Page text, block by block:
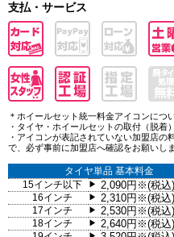
支払・サービス
＊ホイールセット統一料金アイコンにつ
・タイヤ・ホイールセットの取付（脱着
・アイコンが表記されていない加盟店
で、必ず事前に加盟店へ確認をお願いしま
タイヤ単品 基本料金
15インチ以下
▶ 2,090円※(税込
16インチ ▶ 2,310円※(税込
17インチ ▶ 2,530円※(税込
18インチ ▶ 2,640円※(税込